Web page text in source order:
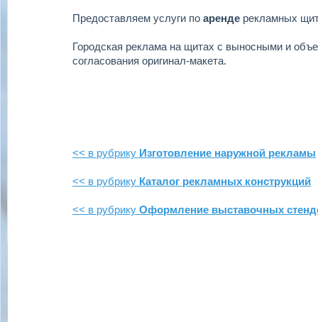
Предоставляем услуги по аренде рекламных
Городская реклама на щитах с выносными и
согласования оригинал-макета.
<< в рубрику Изготовление наружной рекламы
<< в рубрику Каталог рекламных конструкций
<< в рубрику Оформление выставочных